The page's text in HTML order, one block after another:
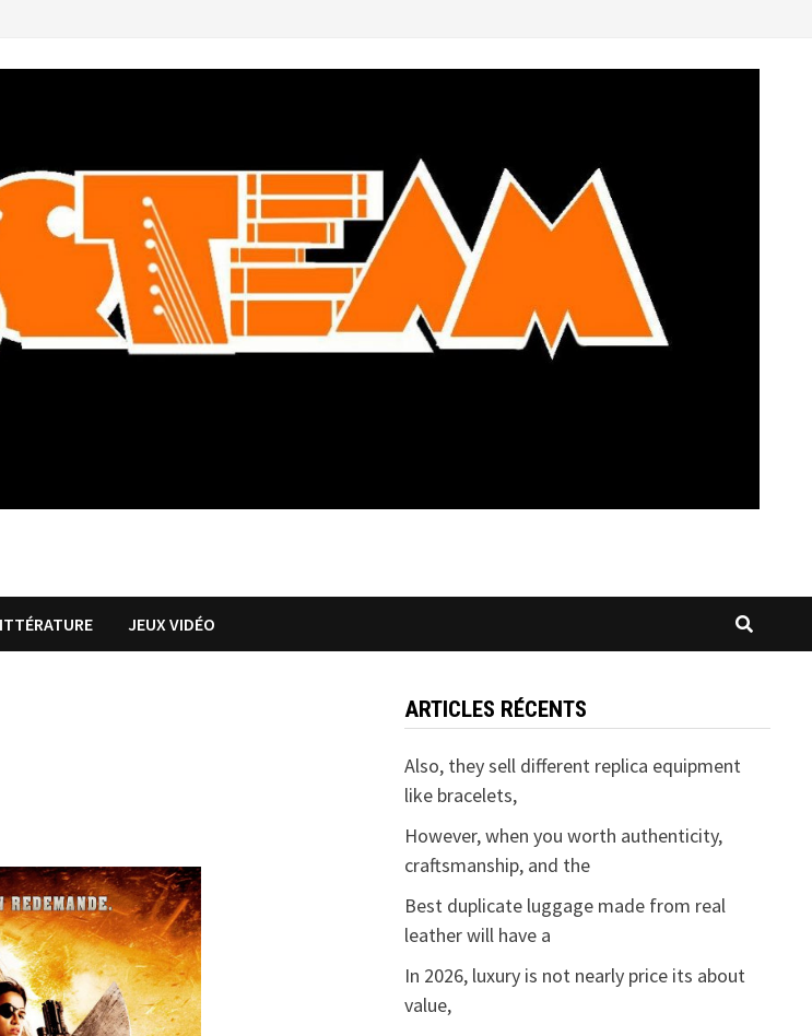
JEUX VIDÉO
ARTICLES RÉCENTS
Also, they sell different replica equipment
like bracelets,
However, when you worth authenticity,
craftsmanship, and the
Best duplicate luggage made from real
leather will have a
In 2026, luxury is not nearly price its about
value,